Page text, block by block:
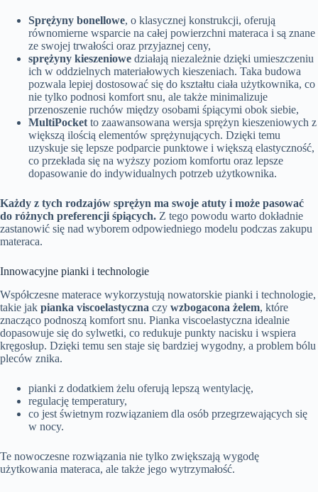
Sprężyny bonellowe, o klasycznej konstrukcji, oferują
równomierne wsparcie na całej powierzchni materaca i są znane
ze swojej trwałości oraz przyjaznej ceny,
sprężyny kieszeniowe działają niezależnie dzięki umieszczeniu
ich w oddzielnych materiałowych kieszeniach. Taka budowa
pozwala lepiej dostosować się do kształtu ciała użytkownika, co
nie tylko podnosi komfort snu, ale także minimalizuje
przenoszenie ruchów między osobami śpiącymi obok siebie,
MultiPocketto zaawansowana wersja sprężyn kieszeniowych z
większą ilością elementów sprężynujących. Dzięki temu
uzyskuje się lepsze podparcie punktowe i większą elastyczność,
co przekłada się na wyższy poziom komfortu oraz lepsze
dopasowanie do indywidualnych potrzeb użytkownika.
Każdy z tych rodzajów sprężyn ma swoje atuty i może pasować
do różnych preferencji śpiących. Z tego powodu warto dokładnie
zastanowić się nad wyborem odpowiedniego modelu podczas zakupu
materaca.
Innowacyjne pianki i technologie
Współczesne materace wykorzystują nowatorskie pianki i technologie,
takie jak pianka viscoelastyczna czy wzbogacona żelem, które
znacząco podnoszą komfort snu. Pianka viscoelastyczna idealnie
dopasowuje się do sylwetki, co redukuje punkty nacisku i wspiera
kręgosłup. Dzięki temu sen staje się bardziej wygodny, a problem bólu
pleców znika.
pianki z dodatkiem żelu oferują lepszą wentylację,
regulację temperatury,
co jest świetnym rozwiązaniem dla osób przegrzewających się
w nocy.
Te nowoczesne rozwiązania nie tylko zwiększają wygodę
użytkowania materaca, ale także jego wytrzymałość.